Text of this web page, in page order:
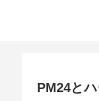
PM24と